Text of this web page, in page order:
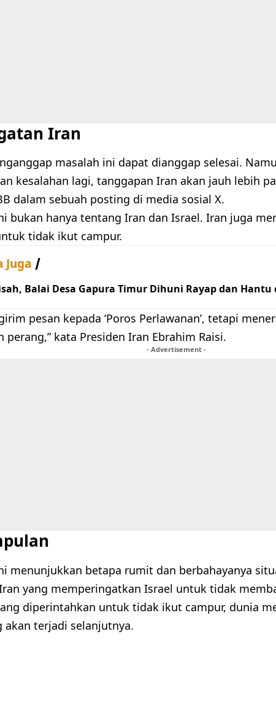
Iran
masalah ini dapat dianggap selesai.
kesalahan lagi, tanggapan Iran akan jauh lebih
dalam sebuah posting di media sosial X.
bukan hanya tentang Iran dan Israel. Iran juga
tidak ikut campur.
Juga
Balai Desa Gapura Timur Dihuni Rayap dan
pesan kepada ‘Poros Perlawanan’, tetapi
perang,” kata Presiden Iran Ebrahim Raisi.
- Advertisement -
menunjukkan betapa rumit dan berbahayanya
yang memperingatkan Israel untuk tidak
diperintahkan untuk tidak ikut campur, dunia
akan terjadi selanjutnya.